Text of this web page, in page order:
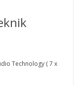
Technology ( 7 x